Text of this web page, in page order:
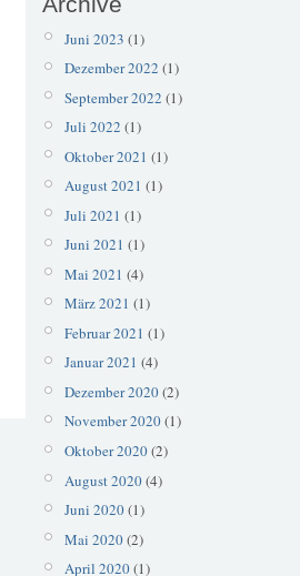
Juni 2023 (1)
Dezember 2022 (1)
September 2022 (1)
Juli 2022 (1)
Oktober 2021 (1)
August 2021 (1)
Juli 2021 (1)
Juni 2021 (1)
Mai 2021 (4)
März 2021 (1)
Februar 2021 (1)
Januar 2021 (4)
Dezember 2020(2)
November 2020(1)
Oktober 2020(2)
August 2020(4)
Juni 2020(1)
Mai 2020(2)
April 2020(1)